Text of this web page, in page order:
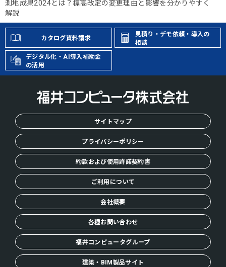
H
O
M
E
測地成果2024とは？標高改定の変更理由と影響を分かりやすく
解説
カタログ資料請求
見積り・デモ依頼・導入の
相談
デジタル化・AI導入補助金
の活用
サイトマップ
プライバシーポリシー
約款および使用許諾契約書
ご利用について
会社概要
各種お問い合わせ
福井コンピュータグループ
建築・BIM製品サイト